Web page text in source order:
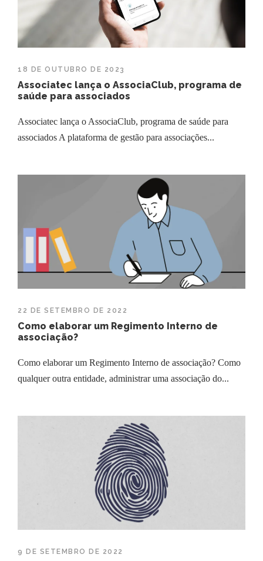
18 DE OUTUBRO DE 2023
Associatec lança o AssociaClub, programa de
saúde para associados
Associatec lança o AssociaClub, programa de saúde para
associados A plataforma de gestão para associações...
22 DE SETEMBRO DE 2022
Como elaborar um Regimento Interno de
associação?
Como elaborar um Regimento Interno de associação? Como
qualquer outra entidade, administrar uma associação do...
9 DE SETEMBRO DE 2022